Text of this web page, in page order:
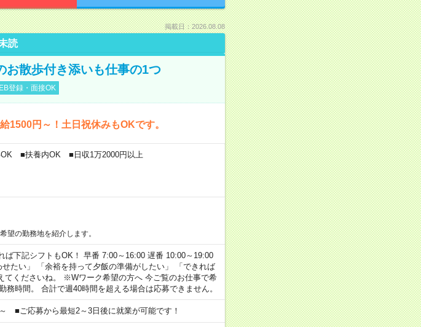
掲載日：2026.08.08
読
お散歩付き添いも仕事の1つ
登録・面接OK
円～！土日祝休みもOKです。
■扶養内OK ■日収1万2000円以上
の勤務地を紹介します。
ば下記シフトもOK！ 早番 7:00～16:00 遅番 10:00～19:00
たい」 「余裕を持って夕飯の準備がしたい」 「できれば
てくださいね。 ※Wワーク希望の方へ 今ご覧のお仕事で希
時間。 合計で週40時間を超える場合は応募できません。
■ご応募から最短2～3日後に就業が可能です！